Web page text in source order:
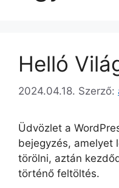
Helló
2024.04.18. Szerző:
Üdvözlet a
bejegyzés, amelyet
törölni, aztán
történő feltöltés.